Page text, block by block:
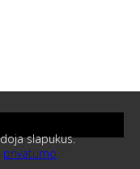
slapukus.
privatumo